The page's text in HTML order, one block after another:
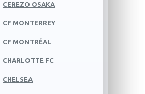
CEREZO OSAKA
CF MONTERREY
CF MONTRÉAL
CHARLOTTE FC
CHELSEA